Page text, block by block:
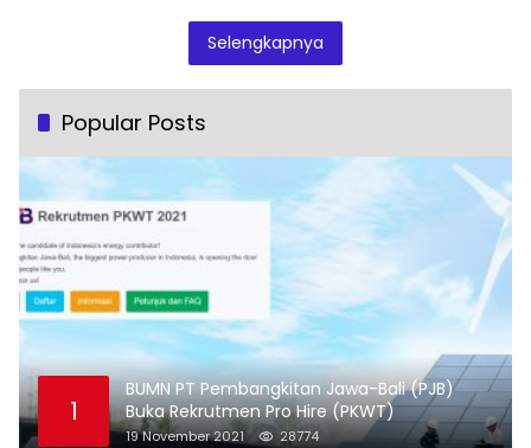
Selengkapnya
Popular Posts
1
BUMN PT Pembangkitan Jawa-Bali (PJB)
Buka Rekrutmen Pro Hire (PKWT)
19 November 2021 28774